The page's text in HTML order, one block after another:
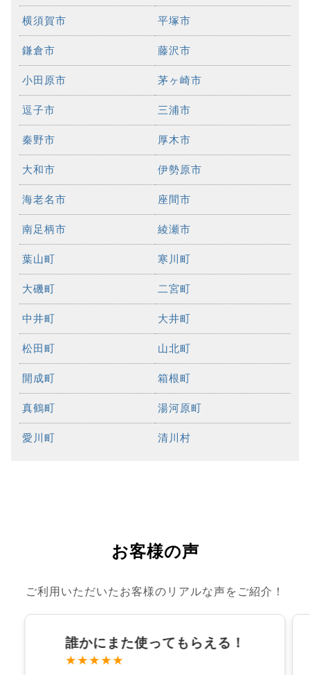
横須賀市 平塚市
鎌倉市 藤沢市
小田原市 茅ヶ崎市
逗子市 三浦市
秦野市 厚木市
大和市 伊勢原市
海老名市 座間市
南足柄市 綾瀬市
葉山町 寒川町
大磯町 二宮町
中井町 大井町
松田町 山北町
開成町 箱根町
真鶴町 湯河原町
愛川町 清川村
お客様の声
ご利用いただいたお客様のリアルな声をご紹介！
誰かにまた使ってもらえる！
★★★★★